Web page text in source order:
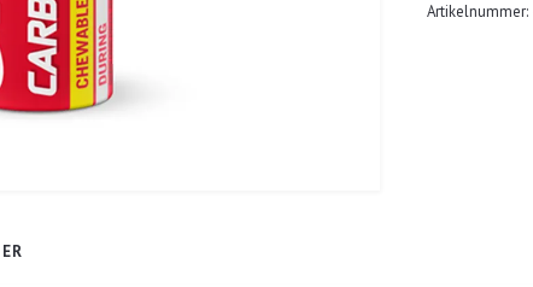
Artikelnummer: